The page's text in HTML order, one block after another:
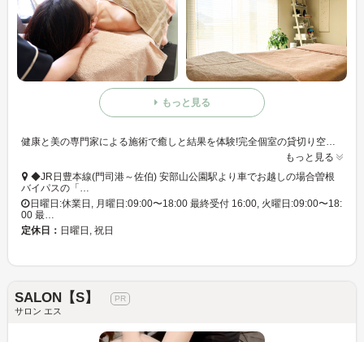
もっと見る
健康と美の専門家による施術で癒しと結果を体験!完全個室の貸切り空間で、自分だけの心落ち着くひと時をお過ごしください。
もっと見る
◆JR日豊本線(門司港～佐伯) 安部山公園駅より車でお越しの場合曽根
バイパスの「…
日曜日:休業日, 月曜日:09:00〜18:00 最終受付 16:00, 火曜日:09:00〜18:
00 最…
定休日： 日曜日, 祝日
SALON【S】
サロン エス